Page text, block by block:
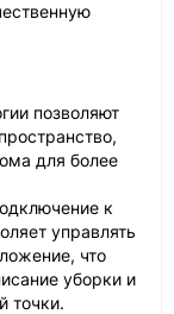
позволяют
для более
к
управлять
что
уборки и
точки.